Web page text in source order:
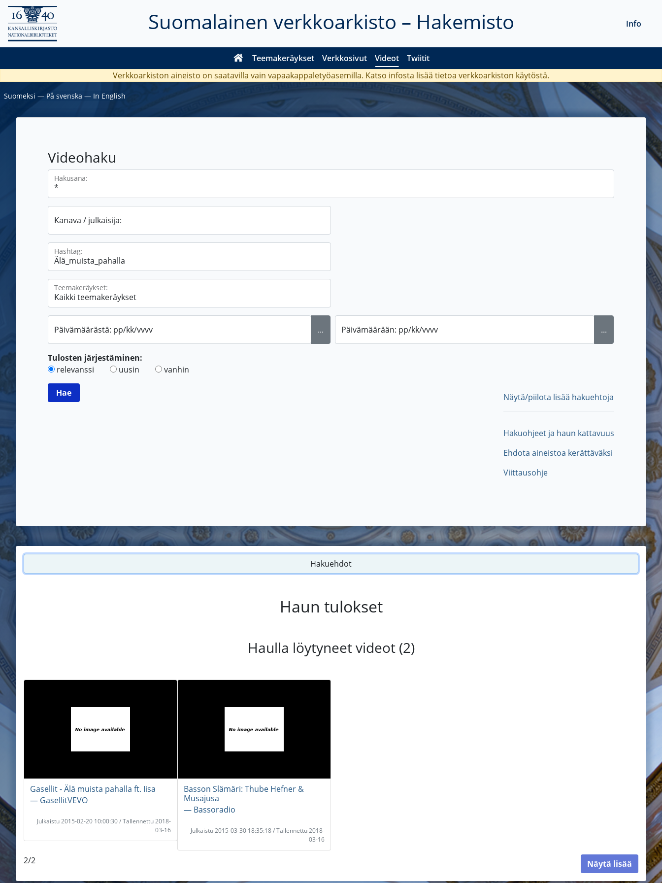
Suomalainen verkkoarkisto – Hakemisto
Teemakeräykset Verkkosivut Videot Twiitit
Info
Verkkoarkiston aineisto on saatavilla vain vapaakappaletyöasemilla. Katso infosta lisää tietoa verkkoarkiston käytöstä.
Suomeksi ― På svenska ― In English
Videohaku
Hakusana:
Kanava / julkaisija:
Hashtag:
Teemakeräykset:
Päivämäärästä: pp/kk/vvvv ... Päivämäärään: pp/kk/vvvv ...
Tulosten järjestäminen:
relevanssi
uusin vanhin
Näytä/piilota lisää hakuehtoja
Hakuohjeet ja haun kattavuus
Ehdota aineistoa kerättäväksi
Viittausohje
Hakuehdot
Haun tulokset
Haulla löytyneet videot (2)
Gasellit - Älä muista pahalla ft. Iisa
― GasellitVEVO
Julkaistu 2015-02-20 10:00:30 / Tallennettu 2018-
03-16
Basson Slämäri: Thube Hefner &
Musajusa
― Bassoradio
Julkaistu 2015-03-30 18:35:18 / Tallennettu 2018-
03-16
2/2 Näytä lisää